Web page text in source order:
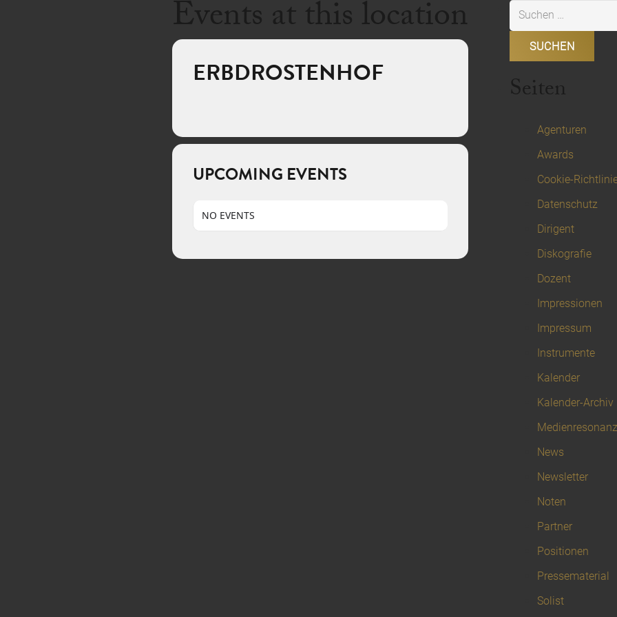
Events at this location
ERBDROSTENHOF
UPCOMING EVENTS
NO EVENTS
Suchen
nach:
Seiten
Agenturen
Awards
Cookie-
Datenschutz
Dirigent
Diskografie
Dozent
Impressionen
Impressum
Instrumente
Kalender
Kalender-Archiv
Medienresonanz
News
Newsletter
Noten
Partner
Positionen
Pressematerial
Solist